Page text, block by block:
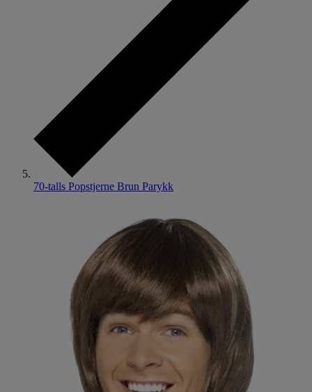
70-talls Popstjerne Brun Parykk